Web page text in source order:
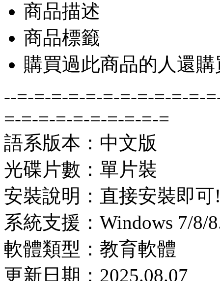
商品描述
商品標籤
購買過此商品的人還購
--=-=-=-=-=-=-=-=-=-=-=-
=-=-=-=-=-=-=-=-=-=
語系版本：中文版
光碟片數：單片裝
安裝說明：直接安裝即可
系統支援：Windows 7/8/
軟體類型：教育軟體
更新日期：2025.08.07